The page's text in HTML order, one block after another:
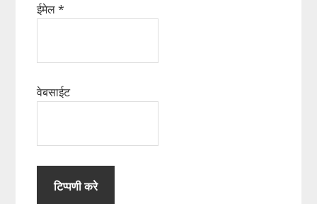
ईमेल*
वेबसाईट